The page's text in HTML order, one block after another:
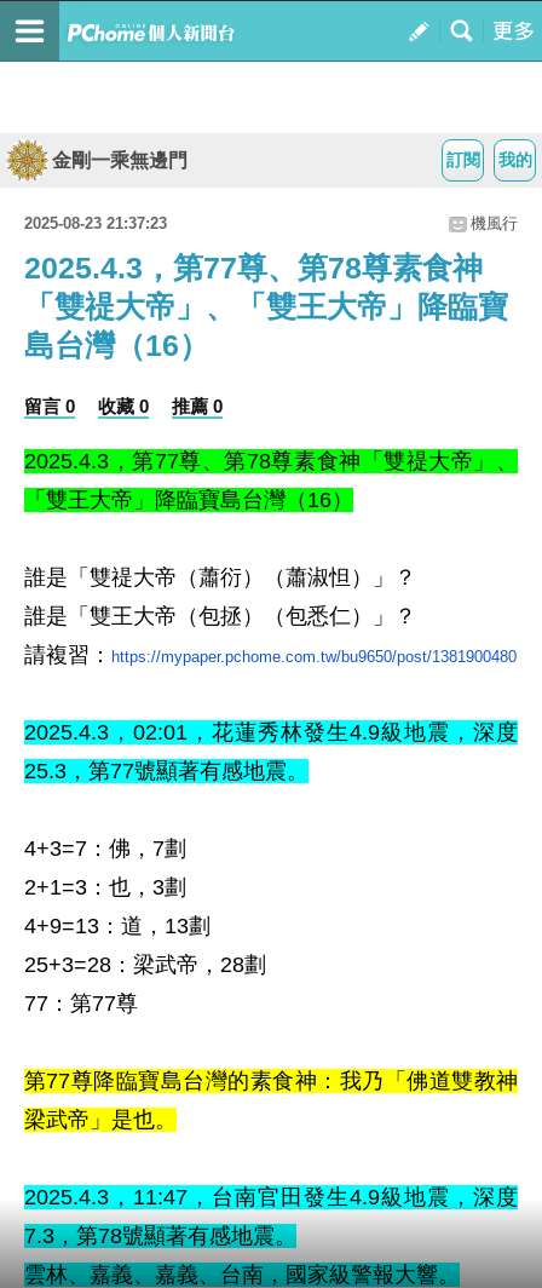
我的
訂閱
金剛一乘無邊門
2025-08-23 21:37:23 機風行
2025.4.3，第77尊、第78尊素食神
「雙禔大帝」、「雙王大帝」降臨寶
島台灣（16）
留言 0 收藏 0 推薦 0
2025.4.3，第77尊、第78尊素食神「雙禔大帝」、
「雙王大帝 」 降臨寶島台灣 （16）
誰是「雙禔大帝（蕭衍）（蕭淑怛）」
？
誰是「雙王大帝（包拯）（包悉仁）」
？
請複習 ： https://mypaper.pchome.com.tw/bu9650/post/1381900480
2025.4.3 ，02:01，花蓮秀林發生4.9級地震， 深度
25.3， 第77號顯著有感地震。
4+3=7 ：佛，7劃
2+1=3 ：也，3劃
4+9=13 ：道，13劃
25+3=28 ：梁武帝，28劃
77 ：第77尊
第77尊降臨寶島台灣的素食神：我乃「佛道雙教神
梁武帝」是也。
2025.4.3 ，11:47，台南官田 發生4.9級地震， 深度
7.3， 第78號顯著有感地震。
雲林、嘉義、嘉義、台南，國家級警報大響。